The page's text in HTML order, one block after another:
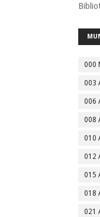
000
003
006
008
010
012
015
018
021